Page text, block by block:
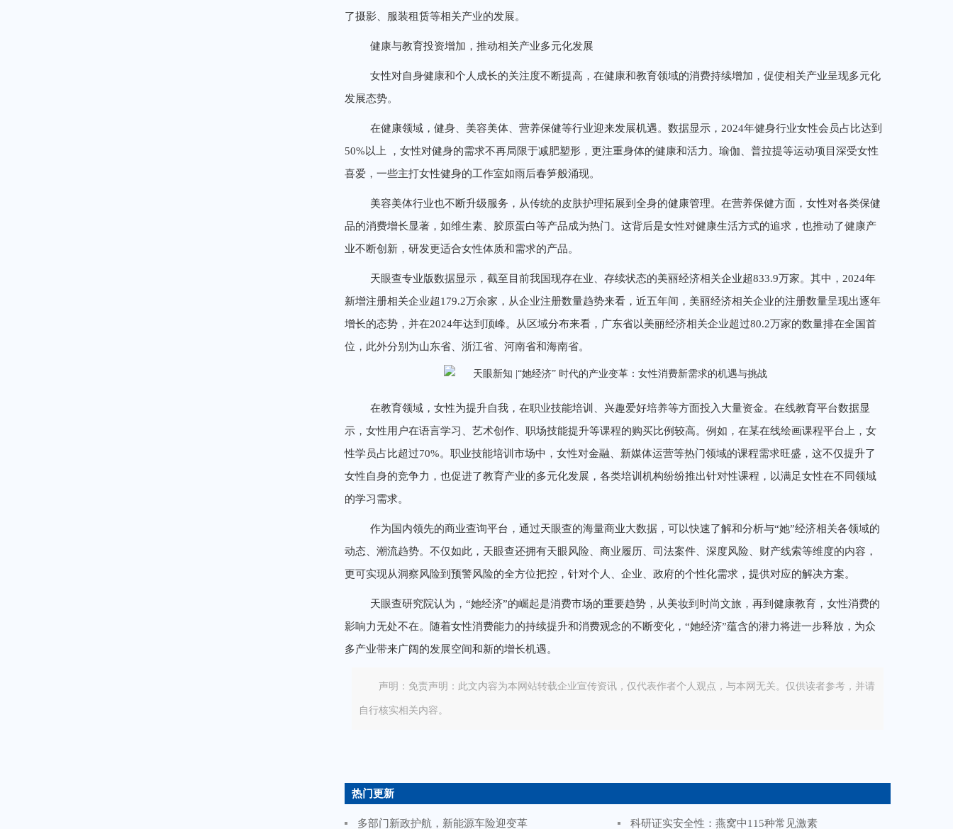
了摄影、服装租赁等相关产业的发展。
健康与教育投资增加，推动相关产业多元化发展
女性对自身健康和个人成长的关注度不断提高，在健康和教育领域的消费持续增加，促使相关产业呈现多元化
发展态势。
在健康领域，健身、美容美体、营养保健等行业迎来发展机遇。数据显示，2024年健身行业女性会员占比达到
50%以上 ，女性对健身的需求不再局限于减肥塑形，更注重身体的健康和活力。瑜伽、普拉提等运动项目深受女性
喜爱，一些主打女性健身的工作室如雨后春笋般涌现。
美容美体行业也不断升级服务，从传统的皮肤护理拓展到全身的健康管理。在营养保健方面，女性对各类保健
品的消费增长显著，如维生素、胶原蛋白等产品成为热门。这背后是女性对健康生活方式的追求，也推动了健康产
业不断创新，研发更适合女性体质和需求的产品。
天眼查专业版数据显示，截至目前我国现存在业、存续状态的美丽经济相关企业超833.9万家。其中，2024年
新增注册相关企业超179.2万余家，从企业注册数量趋势来看，近五年间，美丽经济相关企业的注册数量呈现出逐年
增长的态势，并在2024年达到顶峰。从区域分布来看，广东省以美丽经济相关企业超过80.2万家的数量排在全国首
位，此外分别为山东省、浙江省、河南省和海南省。
在教育领域，女性为提升自我，在职业技能培训、兴趣爱好培养等方面投入大量资金。在线教育平台数据显
示，女性用户在语言学习、艺术创作、职场技能提升等课程的购买比例较高。例如，在某在线绘画课程平台上，女
性学员占比超过70%。职业技能培训市场中，女性对金融、新媒体运营等热门领域的课程需求旺盛，这不仅提升了
女性自身的竞争力，也促进了教育产业的多元化发展，各类培训机构纷纷推出针对性课程，以满足女性在不同领域
的学习需求。
作为国内领先的商业查询平台，通过天眼查的海量商业大数据，可以快速了解和分析与“她”经济相关各领域的
动态、潮流趋势。不仅如此，天眼查还拥有天眼风险、商业履历、司法案件、深度风险、财产线索等维度的内容，
更可实现从洞察风险到预警风险的全方位把控，针对个人、企业、政府的个性化需求，提供对应的解决方案。
天眼查研究院认为，“她经济”的崛起是消费市场的重要趋势，从美妆到时尚文旅，再到健康教育，女性消费的
影响力无处不在。随着女性消费能力的持续提升和消费观念的不断变化，“她经济”蕴含的潜力将进一步释放，为众
多产业带来广阔的发展空间和新的增长机遇。
声明：免责声明：此文内容为本网站转载企业宣传资讯，仅代表作者个人观点，与本网无关。仅供读者参考，并请
自行核实相关内容。
热门更新
多部门新政护航，新能源车险迎变革 科研证实安全性：燕窝中115种常见激素